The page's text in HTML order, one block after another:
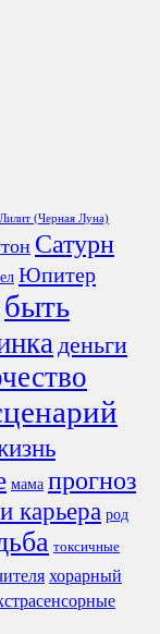
Лилит (Черная Луна)
Сатурн
Юпитер
быть
деньги
мама прогноз
карьера род
токсичные
хорарный